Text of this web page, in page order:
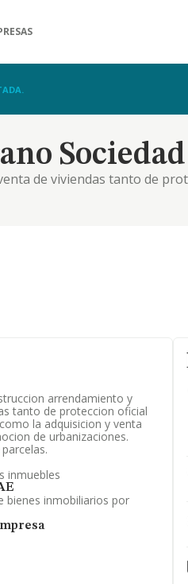
de viviendas tanto de
de urbanizaciones.
arrendamiento y
tanto de proteccion oficial
la adquisicion y venta
de urbanizaciones.
inmuebles
bienes inmobiliarios por